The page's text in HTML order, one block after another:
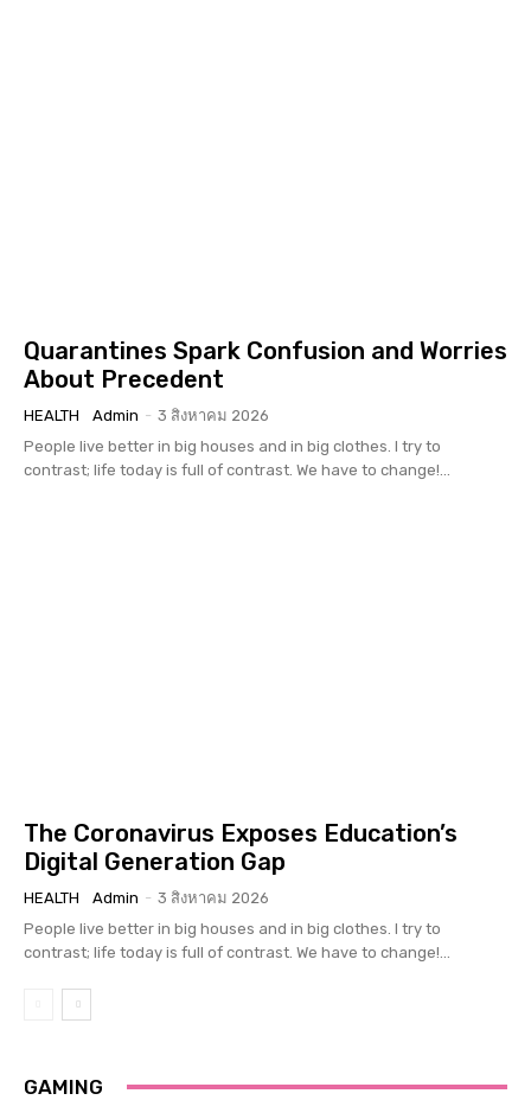
Quarantines Spark Confusion and Worries
About Precedent
HEALTH Admin - 3 สิงหาคม 2026
People live better in big houses and in big clothes. I try to
contrast; life today is full of contrast. We have to change!...
The Coronavirus Exposes Education’s
Digital Generation Gap
HEALTH Admin - 3 สิงหาคม 2026
People live better in big houses and in big clothes. I try to
contrast; life today is full of contrast. We have to change!...
GAMING